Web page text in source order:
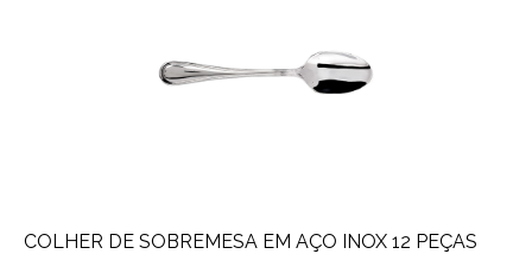
COLHER DE SOBREMESA EM AÇO INOX 12 PEÇAS